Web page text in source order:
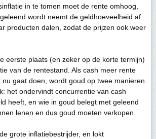
in te tomen moet de rente omhoog,
wordt neemt de geldhoeveelheid af
producten dalen, zodat de prijzen ook weer
eerste plaats (en zeker op de korte termijn)
van de rentestand. Als cash meer rente
gaat doen, wordt goud op twee manieren
het ondervindt concurrentie van cash
heeft, en wie in goud belegt met geleend
lenen en dus goud moeten verkopen.
grote inflatiebestrijder, en lokt